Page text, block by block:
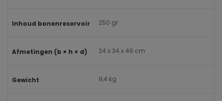
Inhoud bonenreservoir 250 gr
Afmetingen (b × h × d) 24 x 34 x 46 cm
Gewicht 9,4 kg